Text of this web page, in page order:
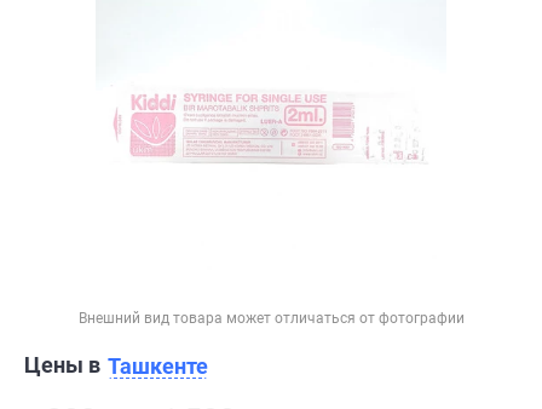
Внешний вид товара может отличаться от фотографии
Цены в Ташкенте